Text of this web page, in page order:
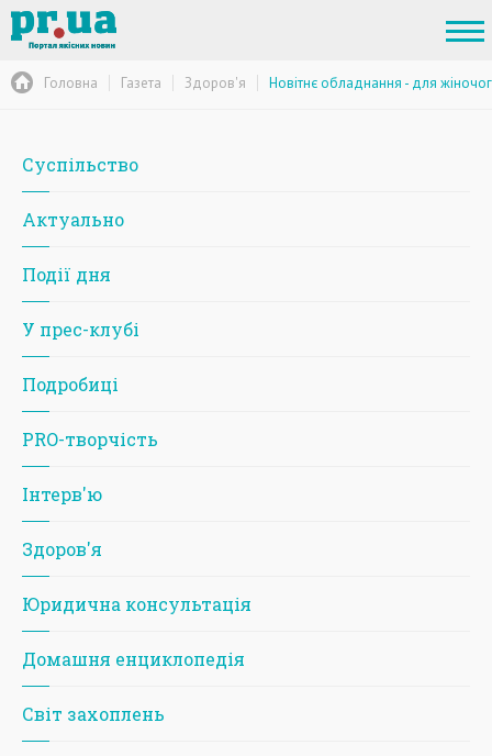
Головна Газета Здоров'я Новітнє обладнання - для
Суспільство
Актуально
Події дня
У прес-клубі
Подробиці
PRO-творчість
Iнтерв'ю
Здоров'я
Юридична консультація
Домашня енциклопедія
Світ захоплень